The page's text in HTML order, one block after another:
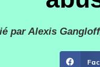
par Alexis Gangloff